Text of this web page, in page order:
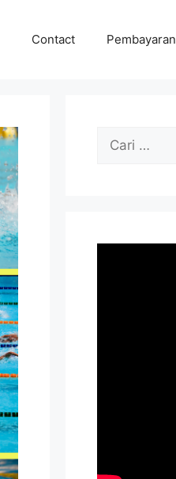
Contact Pembayaran
Cari